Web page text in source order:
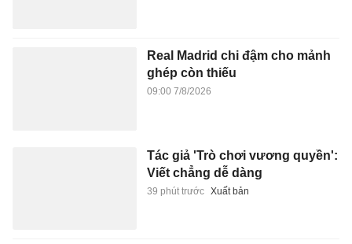
Real Madrid chi đậm cho mảnh
ghép còn thiếu
09:00 7/8/2026
Tác giả 'Trò chơi vương quyền':
Viết chẳng dễ dàng
39 phút trước Xuất bản